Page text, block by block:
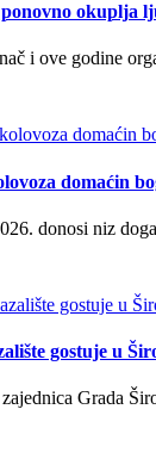
okuplja
i ove godine
domaćin
donosi niz
gostuje u
Grada